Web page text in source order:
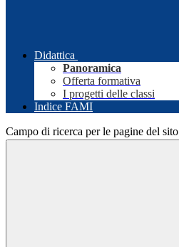
Didattica
Panoramica
Offerta formativa
I progetti delle classi
Indice FAMI
Campo di ricerca per le pagine del sito